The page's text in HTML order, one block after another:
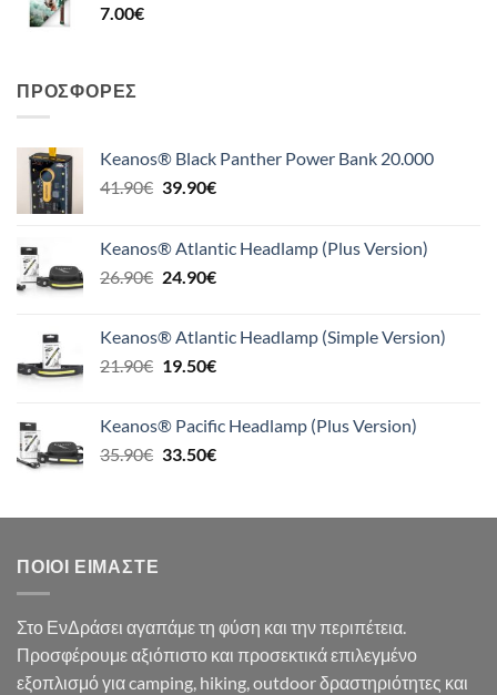
7.00€
ΠΡΟΣΦΟΡΈΣ
Keanos® Black Panther Power Bank 20.000
41.90€ Original
41.90€.
39.90€Η
είναι:
39.90€.
Keanos® Atlantic Headlamp (Plus Version)
26.90€ Original
26.90€.
24.90€Η
είναι:
24.90€.
Keanos® Atlantic Headlamp (Simple Version)
21.90€ Original
21.90€.
19.50€Η
είναι:
19.50€.
Keanos® Pacific Headlamp (Plus Version)
35.90€ Original
35.90€.
33.50€Η
είναι:
ΠΟΙΟΙ ΕΊΜΑΣΤΕ
Στο ΕνΔράσει αγαπάμε τη φύση και την περιπέτεια.
Προσφέρουμε αξιόπιστο και προσεκτικά επιλεγμένο
εξοπλισμό για camping, hiking, outdoor δραστηριότητες και